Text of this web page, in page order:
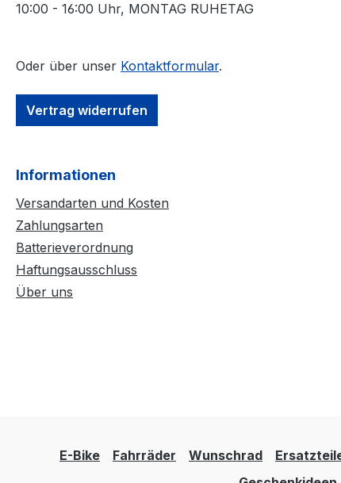
10:00 - 16:00 Uhr, MONTAG RUHETAG
Oder über unser Kontaktformular.
Vertrag widerrufen
Informationen
Versandarten und Kosten
Zahlungsarten
Batterieverordnung
Haftungsausschluss
Über uns
E-Bike Fahrräder Wunschrad